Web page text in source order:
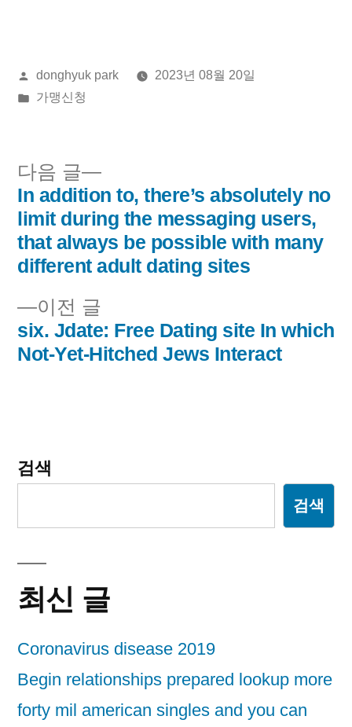
올
린
donghyuk park
2023년 08월 20일
게
가맹신청
글
내
비
게
이
이전 글
전
글:
six. Jdate: Free Dating site In which
Not-Yet-Hitched Jews Interact
다음 글
다
음
글:
In addition to, there’s absolutely no
limit during the messaging users,
that always be possible with many
different adult dating sites
검색
검색
최신 글
Coronavirus disease 2019
Begin relationships prepared lookup more
forty mil american singles and you can